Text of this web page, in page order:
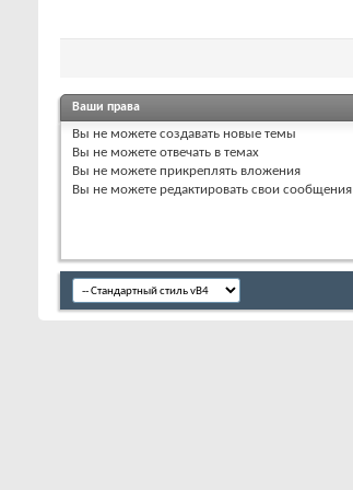
Ваши права
Вы не можете создавать новые темы
Вы не можете отвечать в темах
Вы не можете прикреплять вложения
Вы не можете редактировать свои сообщения